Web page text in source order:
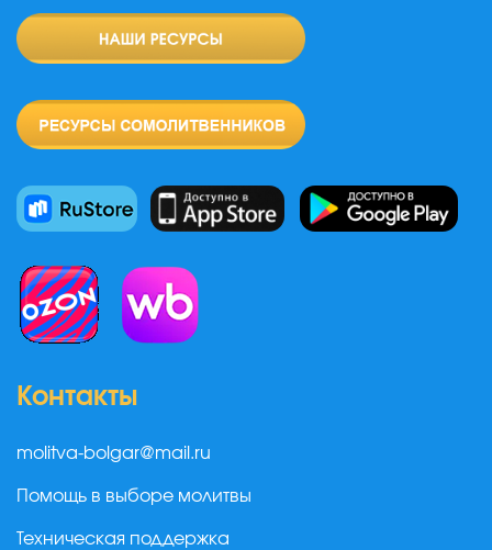
Контакты
molitva-bolgar@mail.ru
Помощь в выборе молитвы
Техническая поддержка